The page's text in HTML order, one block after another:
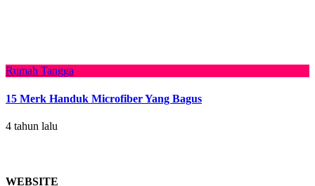
Rumah Tangga
15 Merk Handuk Microfiber Yang Bagus
4 tahun lalu
WEBSITE